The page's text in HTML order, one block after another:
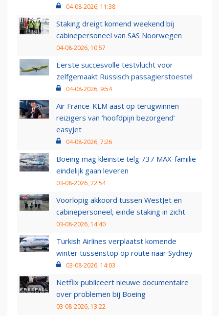
04-08-2026, 11:38
Staking dreigt komend weekend bij
cabinepersoneel van SAS Noorwegen
04-08-2026, 10:57
Eerste succesvolle testvlucht voor
zelfgemaakt Russisch passagierstoestel
04-08-2026, 9:54
Air France-KLM aast op terugwinnen
reizigers van ‘hoofdpijn bezorgend’
easyJet
04-08-2026, 7:26
Boeing mag kleinste telg 737 MAX-familie
eindelijk gaan leveren
03-08-2026, 22:54
Voorlopig akkoord tussen WestJet en
cabinepersoneel, einde staking in zicht
03-08-2026, 14:40
Turkish Airlines verplaatst komende
winter tussenstop op route naar Sydney
03-08-2026, 14:03
Netflix publiceert nieuwe documentaire
over problemen bij Boeing
03-08-2026, 13:22